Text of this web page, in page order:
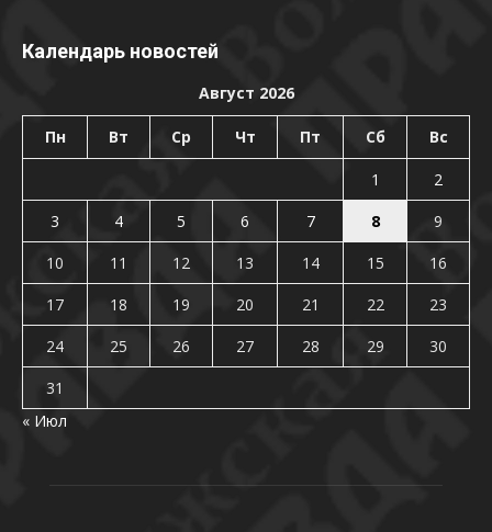
Календарь новостей
Август 2026
Пн Вт Ср Чт Пт Сб Вс
1
2
3
4 5 6 7 8
9
10
11 12 13 14 15
16
17
18 19 20 21 22
23
24
25 26 27 28 29
30
31
« Июл